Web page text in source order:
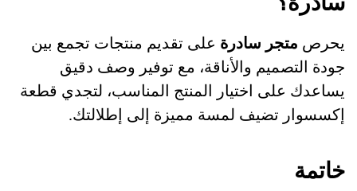
يحرص متجر سادرة على تقديم منتجات تجمع بين
جودة التصميم والأناقة، مع توفير وصف دقيق
يساعدك على اختيار المنتج المناسب، لتجدي قطعة
إكسسوار تضيف لمسة مميزة إلى إطلالتك.
خاتمة